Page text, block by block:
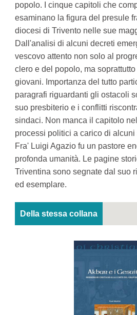
popolo. I cinque capitoli che
esaminano la figura del presule
diocesi di Trivento nelle sue
Dall'analisi di alcuni decreti
vescovo attento non solo al
clero e del popolo, ma
giovani. Importanza del tutto
paragrafi riguardanti gli ostacoli
suo presbiterio e i conflitti
sindaci. Non manca il capitolo
processi politici a carico di
Fra' Luigi Agazio fu un pastore
profonda umanità. Le pagine
Triventina sono segnate dal suo
ed esemplare.
Della stessa collana